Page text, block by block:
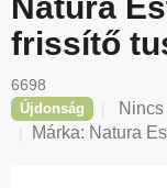
frissítő
6698
Újdonság
A
Márka: Natura